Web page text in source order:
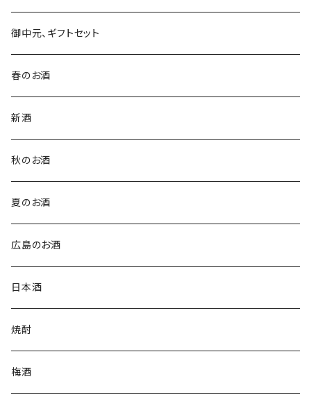
御中元、ギフトセット
春のお酒
新酒
秋のお酒
夏のお酒
広島のお酒
日本酒
焼酎
梅酒